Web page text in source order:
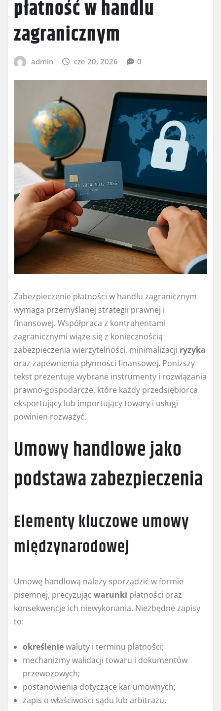
płatność w handlu
zagranicznym
admin cze 20, 2026 0
Zabezpieczenie płatności w handlu zagranicznym
wymaga przemyślanej strategii prawnej i
finansowej. Współpraca z kontrahentami
zagranicznymi wiąże się z koniecznością
zabezpieczenia wierzytelności, minimalizacji ryzyka
oraz zapewnienia płynności finansowej. Poniższy
tekst prezentuje wybrane instrumenty i rozwiązania
prawno-gospodarcze, które każdy przedsiębiorca
eksportujący lub importujący towary i usługi
powinien rozważyć.
Umowy handlowe jako
podstawa zabezpieczenia
Elementy kluczowe umowy
międzynarodowej
Umowę handlową należy sporządzić w formie
pisemnej, precyzując warunki płatności oraz
konsekwencje ich niewykonania. Niezbędne zapisy
to:
określeniewaluty i terminu płatności;
mechanizmy walidacji towaru i dokumentów
przewozowych;
postanowienia dotyczące kar umownych;
zapis o właściwości sądu lub arbitrażu.